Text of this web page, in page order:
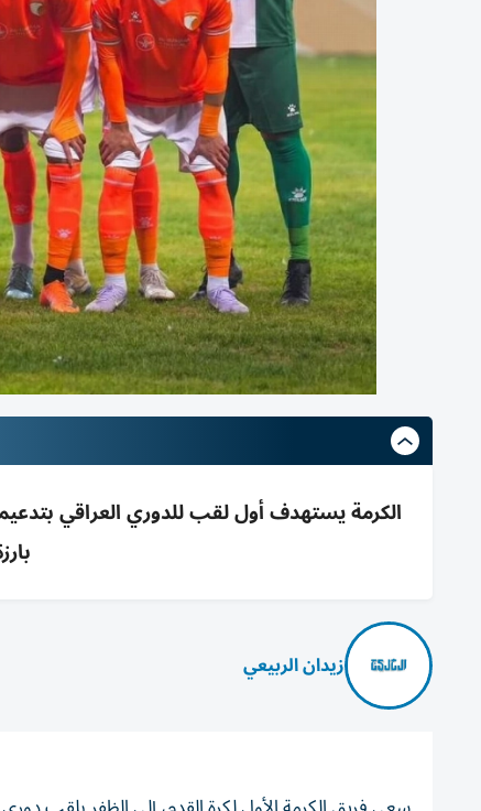
الكرمة يستهدف أول لقب للدوري العراقي
زيدان الربيعي